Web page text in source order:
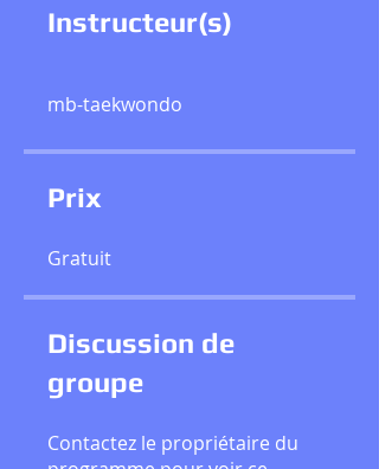
Instructeur(s)
mb-taekwondo
Prix
Gratuit
Discussion de
groupe
Contactez le propriétaire du